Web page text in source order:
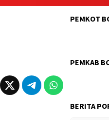
PEMKOT
PEMKAB
BERITA